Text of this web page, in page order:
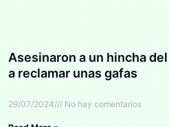
Asesinaron a un hincha
a reclamar unas gafas
29/07/2024 No hay comentarios